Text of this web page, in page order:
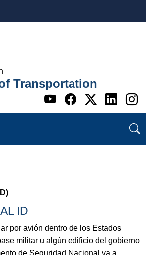
Transportation
Go to WI
Go to WI
Go to
Go
ID
por avión dentro de los Estados
militar u algún edificio del gobierno
de Seguridad Nacional va a